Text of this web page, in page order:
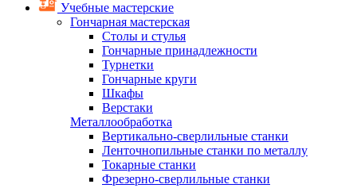
Учебные мастерские
Гончарная мастерская
Столы и стулья
Гончарные принадлежности
Турнетки
Гончарные круги
Шкафы
Верстаки
Металлообработка
Вертикально-сверлильные станки
Ленточнопильные станки по металлу
Токарные станки
Фрезерно-сверлильные станки